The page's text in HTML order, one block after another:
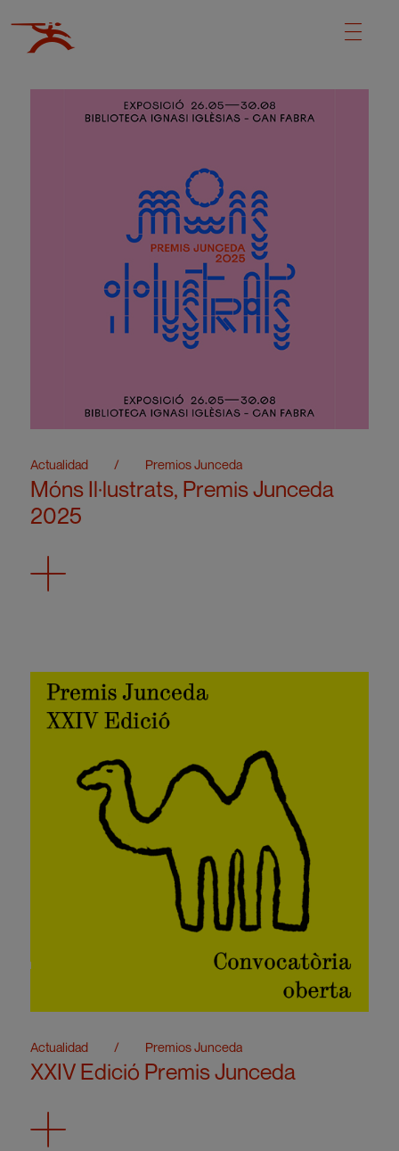
Actualidad / Premios Junceda
Móns Il·lustrats, Premis Junceda
2025
Actualidad / Premios Junceda
XXIV Edició Premis Junceda